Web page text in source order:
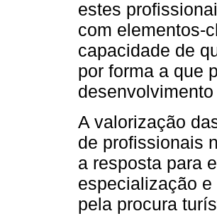
estes
com elementos-
capacidade de
por forma a que
A valorização
de profissionais
a resposta para
especialização
pela procura